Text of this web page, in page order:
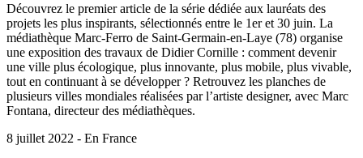
Découvrez le premier article de la série dédiée aux lauréats des
projets les plus inspirants, sélectionnés entre le 1er et 30 juin. La
médiathèque Marc-Ferro de Saint-Germain-en-Laye (78) organise
une exposition des travaux de Didier Cornille : comment devenir
une ville plus écologique, plus innovante, plus mobile, plus vivable,
tout en continuant à se développer ? Retrouvez les planches de
plusieurs villes mondiales réalisées par l’artiste designer, avec Marc
Fontana, directeur des médiathèques.
8 juillet 2022 - En France